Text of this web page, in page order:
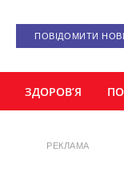
ПОВІДОМИТИ
ЗДОРОВ’Я
РЕКЛАМА